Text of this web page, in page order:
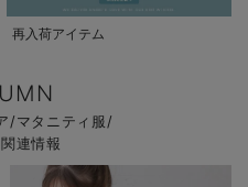
再入荷アイテム
/マタニティ服/
連情報